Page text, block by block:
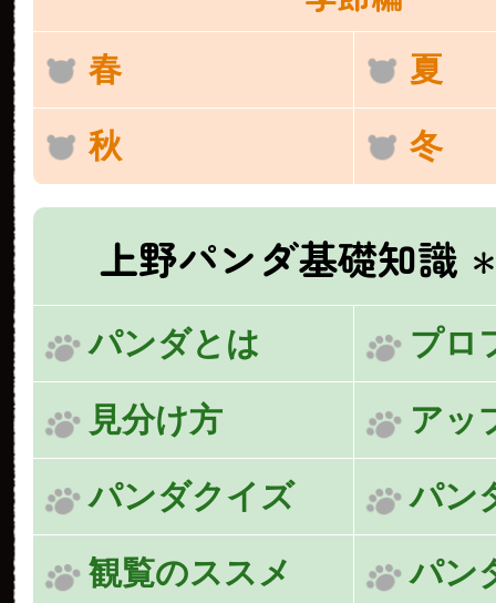
春 夏
秋 冬
上野パンダ基礎知識
パンダとは プロ
見分け方 アッ
パンダクイズ パン
観覧のススメ パン